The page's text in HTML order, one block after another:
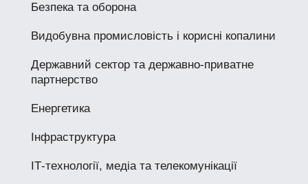
Безпека та оборона
Видобувна промисловість і корисні копалини
Державний сектор та державно-приватне
партнерство
Енергетика
Інфраструктура
ІТ-технології, медіа та телекомунікації